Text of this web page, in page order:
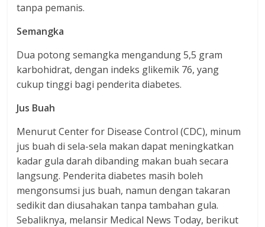
tanpa pemanis.
Semangka
Dua potong semangka mengandung 5,5 gram
karbohidrat, dengan indeks glikemik 76, yang
cukup tinggi bagi penderita diabetes.
Jus Buah
Menurut Center for Disease Control (CDC), minum
jus buah di sela-sela makan dapat meningkatkan
kadar gula darah dibanding makan buah secara
langsung. Penderita diabetes masih boleh
mengonsumsi jus buah, namun dengan takaran
sedikit dan diusahakan tanpa tambahan gula.
Sebaliknya, melansir Medical News Today, berikut